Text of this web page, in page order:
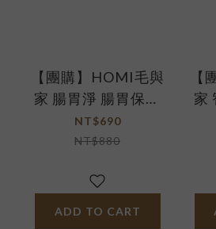
【團購】HOMI毛與
家 腸胃淨 腸胃保健
粉
NT$690
NT$880
ADD TO CART
家